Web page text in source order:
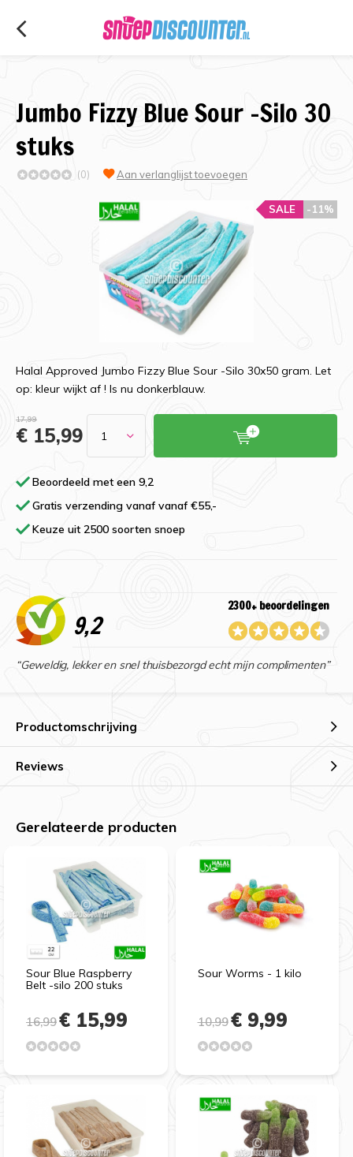
Jumbo Fizzy Blue Sour -Silo 30
stuks
(0) Aan verlanglijst toevoegen
-11%
SALE
Halal Approved Jumbo Fizzy Blue Sour -Silo 30x50 gram. Let
op: kleur wijkt af ! Is nu donkerblauw.
17,99
€ 15,99
Beoordeeld met een 9,2
Gratis verzending vanaf vanaf €55,-
Keuze uit 2500 soorten snoep
9,2
2300+ beoordelingen
“Geweldig, lekker en snel thuisbezorgd echt mijn complimenten”
Productomschrijving
Reviews
Gerelateerde producten
Sour Blue Raspberry
Belt -silo 200 stuks
16,99€ 15,99
Sour Worms - 1 kilo
10,99€ 9,99